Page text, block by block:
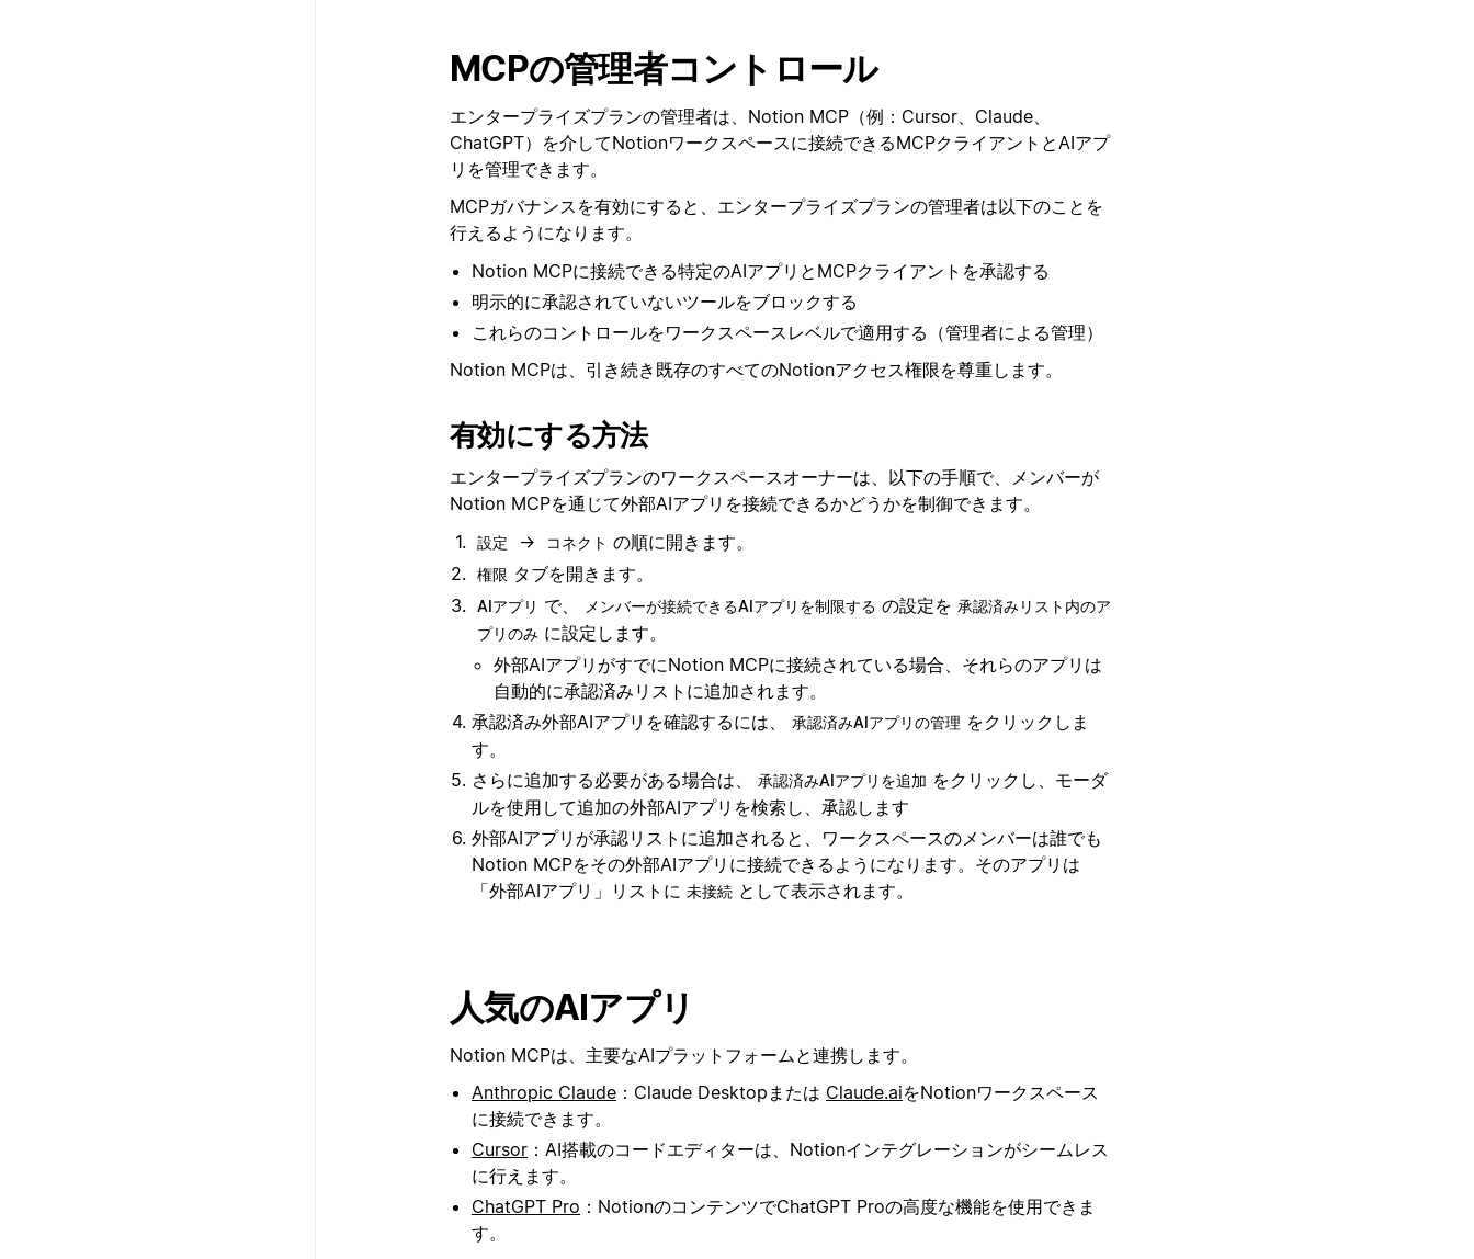
MCPの管理者コントロール
エンタープライズプランの管理者は、Notion MCP（例：Cursor、Claude、
ChatGPT）を介してNotionワークスペースに接続できるMCPクライアントとAIアプ
リを管理できます。
MCPガバナンスを有効にすると、エンタープライズプランの管理者は以下のことを
行えるようになります。
Notion MCPに接続できる特定のAIアプリとMCPクライアントを承認する
明示的に承認されていないツールをブロックする
これらのコントロールをワークスペースレベルで適用する（管理者による管理）
Notion MCPは、引き続き既存のすべてのNotionアクセス権限を尊重します。
有効にする方法
エンタープライズプランのワークスペースオーナーは、以下の手順で、メンバーが
Notion MCPを通じて外部AIアプリを接続できるかどうかを制御できます。
設定 → コネクト の順に開きます。
権限 タブを開きます。
AIアプリ で、 メンバーが接続できるAIアプリを制限する の設定を 承認済みリスト内のア
プリのみ に設定します。
外部AIアプリがすでにNotion MCPに接続されている場合、それらのアプリは
自動的に承認済みリストに追加されます。
承認済み外部AIアプリを確認するには、
承認済みAIアプリの管理 をクリックしま
す。
さらに追加する必要がある場合は、
承認済みAIアプリを追加 をクリックし、モーダ
ルを使用して追加の外部AIアプリを検索し、承認します
外部AIアプリが承認リストに追加されると、ワークスペースのメンバーは誰でも
Notion MCPをその外部AIアプリに接続できるようになります。そのアプリは
「外部AIアプリ」リストに 未接続 として表示されます。
人気のAIアプリ
Notion MCPは、主要なAIプラットフォームと連携します。
Anthropic Claude ：Claude Desktopまたは Claude.aiをNotionワークスペース
に接続できます。
Cursor ：AI搭載のコードエディターは、Notionインテグレーションがシームレス
に行えます。
ChatGPT Pro ：NotionのコンテンツでChatGPT Proの高度な機能を使用できま
す。